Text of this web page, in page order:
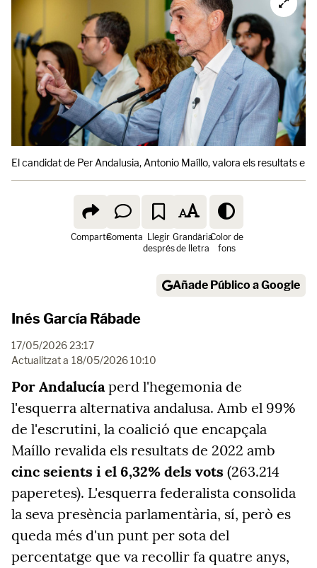
El candidat de Per Andalusia, Antonio Maíllo, valora els resultats
ComparteComenta Llegir
després
Grandària
de lletra
Color de
fons
Añade Público a Google
Inés García Rábade
17/05/2026 23:17
Actualitzat a 18/05/2026 10:10
Por Andalucíaperd l'hegemonia de
l'esquerra alternativa andalusa. Amb el 99%
de l'escrutini, la coalició que encapçala
Maíllo revalida els resultats de 2022 amb
cinc seients i el 6,32% dels vots (263.214
paperetes). L'esquerra federalista consolida
la seva presència parlamentària, sí, però es
queda més d'un punt per sota del
percentatge que va recollir fa quatre anys,